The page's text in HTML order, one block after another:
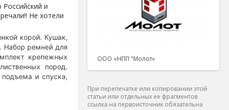
и
Не хотели
корой. Кушак,
Набор ремней для
крепежных
пород.
и спуска,
ООО «НПП "Молот»
При перепечатке или копировании этой
статьи или отдельных ее фрагментов
ссылка на первоисточник обязательна